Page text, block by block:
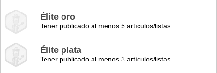
Élite oro
Tener publicado al menos 5 artículos/listas
Élite plata
Tener publicado al menos 3 artículos/listas